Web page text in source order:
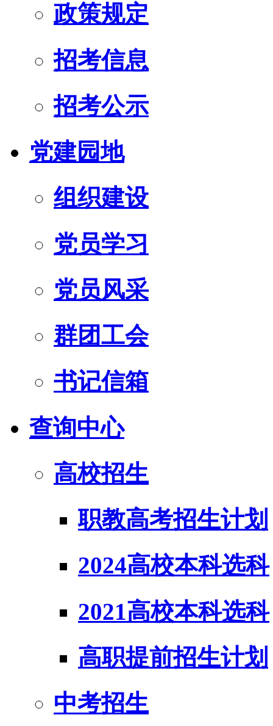
政策规定
招考信息
招考公示
党建园地
组织建设
党员学习
党员风采
群团工会
书记信箱
查询中心
高校招生
职教高考招生计划
2024高校本科选科
2021高校本科选科
高职提前招生计划
中考招生